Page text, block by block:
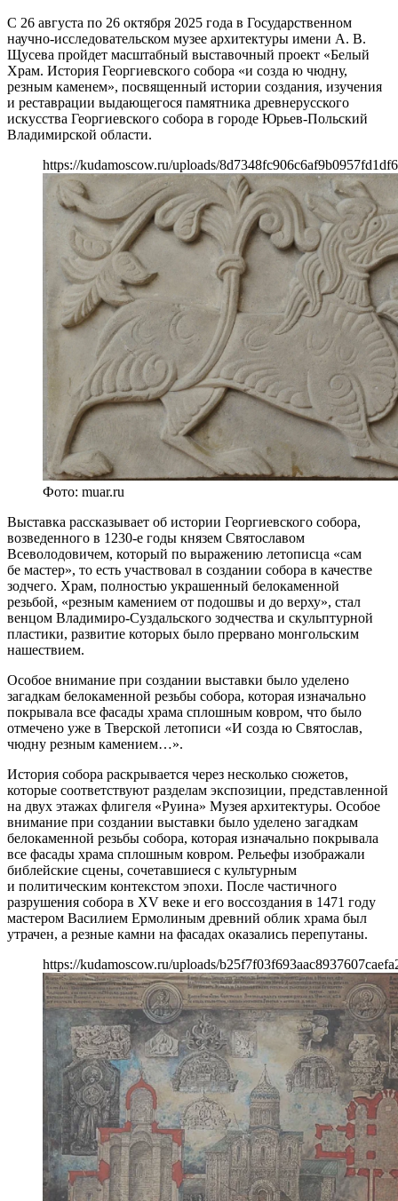
С 26 августа по 26 октября 2025 года в Государственном
научно-исследовательском музее архитектуры имени А. В.
Щусева пройдет масштабный выставочный проект «Белый
Храм. История Георгиевского собора «и созда ю чюдну,
резным каменем», посвященный истории создания, изучения
и реставрации выдающегося памятника древнерусского
искусства Георгиевского собора в городе Юрьев-Польский
Владимирской области.
https://kudamoscow.ru/uploads/
Фото: muar.ru
Выставка рассказывает об истории Георгиевского собора,
возведенного в 1230-е годы князем Святославом
Всеволодовичем, который по выражению летописца «сам
бе мастер», то есть участвовал в создании собора в качестве
зодчего. Храм, полностью украшенный белокаменной
резьбой, «резным камением от подошвы и до верху», стал
венцом Владимиро-Суздальского зодчества и скульптурной
пластики, развитие которых было прервано монгольским
нашествием.
Особое внимание при создании выставки было уделено
загадкам белокаменной резьбы собора, которая изначально
покрывала все фасады храма сплошным ковром, что было
отмечено уже в Тверской летописи «И созда ю Святослав,
чюдну резным камением…».
История собора раскрывается через несколько сюжетов,
которые соответствуют разделам экспозиции, представленной
на двух этажах флигеля «Руина» Музея архитектуры. Особое
внимание при создании выставки было уделено загадкам
белокаменной резьбы собора, которая изначально покрывала
все фасады храма сплошным ковром. Рельефы изображали
библейские сцены, сочетавшиеся с культурным
и политическим контекстом эпохи. После частичного
разрушения собора в XV веке и его воссоздания в 1471 году
мастером Василием Ермолиным древний облик храма был
утрачен, а резные камни на фасадах оказались перепутаны.
https://kudamoscow.ru/uploads/